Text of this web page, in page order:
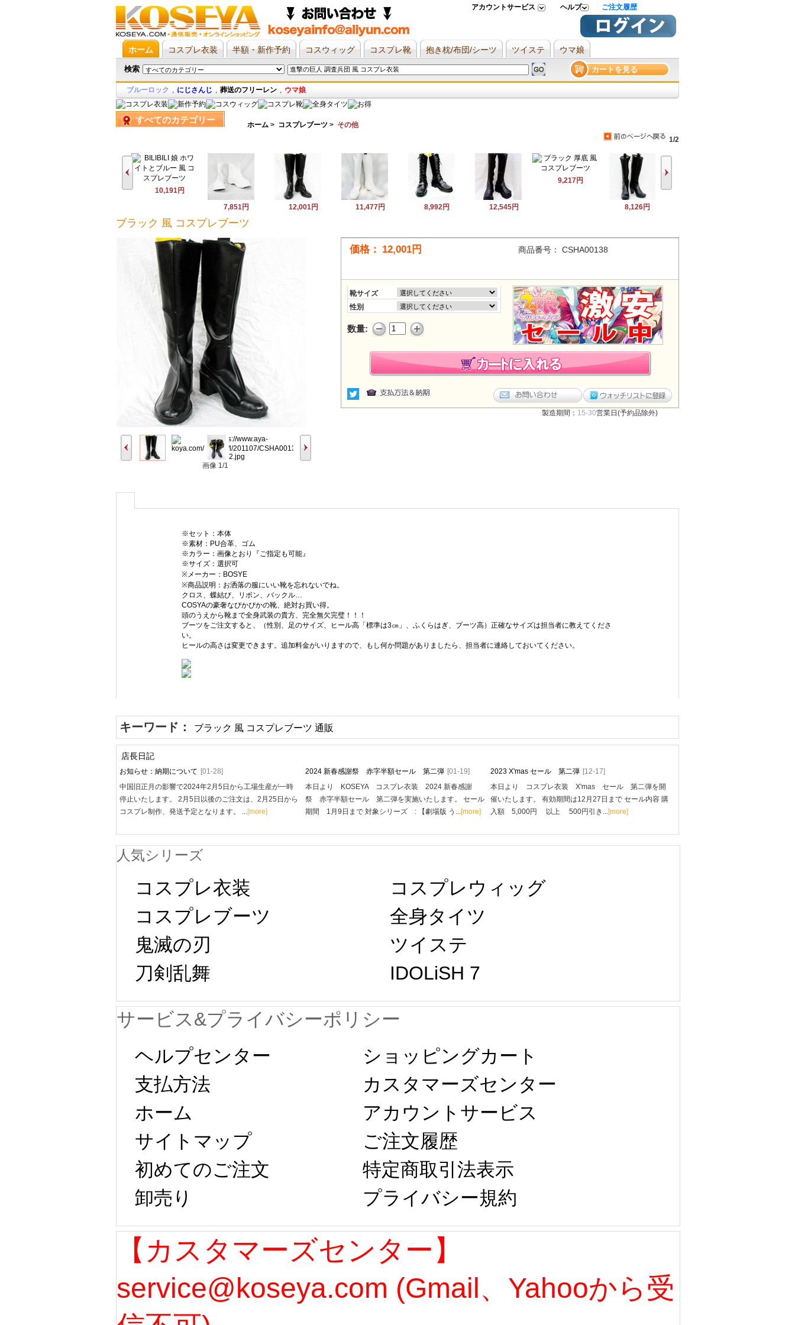
アカウントサービス ヘルプ ご注文履歴
ホーム コスプレ衣装 半額・新作予約 コスウィッグ コスプレ靴 抱き枕/布団/シーツ ツイステ ウマ娘
検索 カートを見る
ブルーロック , にじさんじ , 葬送のフリーレン , ウマ娘
すべてのカテゴリー ホーム > コスプレブーツ > その他
1/2
10,191円
7,851円
12,001円 11,477円 8,992円 12,545円
9,217円
8,126円
ブラック 風 コスプレブーツ
画像 1/1
価格： 12,001円 商品番号： CSHA00138
靴サイズ
性別
数量:
製造期間： 15-30営業日(予約品除外)
※セット：本体
※素材：PU合革、ゴム
※カラー：画像とおり『ご指定も可能』
※サイズ：選択可
※メーカー：BOSYE
※商品説明：お洒落の服にいい靴を忘れないでね。
クロス、蝶結び、リボン、バックル…
COSYAの豪奢なぴかぴかの靴、絶対お買い得。
頭のうえから靴まで全身武装の貴方、完全無欠完璧！！！
ブーツをご注文すると、（性別、足のサイズ、ヒール高「標準は3㎝」、ふくらはぎ、ブーツ高）正確なサイズは担当者に教えてくださ
い。
ヒールの高さは変更できます。追加料金がいりますので、もし何か問題がありましたら、担当者に連絡しておいてください。
キーワード： ブラック 風 コスプレブーツ 通販
店長日記
お知らせ：納期について [01-28]
中国旧正月の影響で2024年2月5日から工場生産が一時
停止いたします。 2月5日以後のご注文は、2月25日から
コスプレ制作、発送予定となります。 ...[more]
2024 新春感謝祭 赤字半額セール 第二弾 [01-19]
本日より KOSEYA コスプレ衣装 2024 新春感謝
祭 赤字半額セール 第二弾を実施いたします。 セール
期間 1月9日まで 対象シリーズ : 【劇場版 う...[more]
2023 X'mas セール 第二弾 [12-17]
本日より コスプレ衣装 X'mas セール 第二弾を開
催いたします。 有効期間は12月27日まで セール内容 購
入額 5,000円 以上 500円引き...[more]
人気シリーズ
コスプレ衣装
コスプレウィッグ
コスプレブーツ
全身タイツ
鬼滅の刃
ツイステ
刀剣乱舞
IDOLiSH 7
サービス&プライバシーポリシー
ヘルプセンター
ショッピングカート
支払方法
カスタマーズセンター
ホーム
アカウントサービス
サイトマップ
ご注文履歴
初めてのご注文
特定商取引法表示
卸売り
プライバシー規約
【カスタマーズセンター】
service@koseya.com (Gmail、Yahooから受